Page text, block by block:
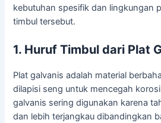
kebutuhan spesifik dan lingkungan
timbul tersebut.
1. Huruf Timbul dari Plat
Plat galvanis adalah material
dilapisi seng untuk mencegah
galvanis sering digunakan karena
dan lebih terjangkau dibandingkan